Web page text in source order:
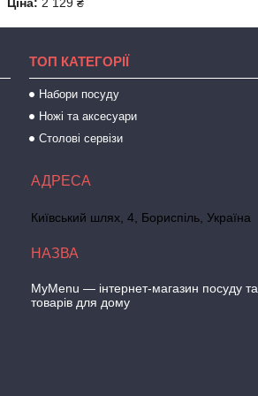
ТОП КАТЕГОРІЇ
Набори посуду
Ножі та аксесуари
Столові сервізи
Київський шлях, 4, Бориспіль, Україна
MyMenu — інтернет-магазин посуду та
товарів для дому